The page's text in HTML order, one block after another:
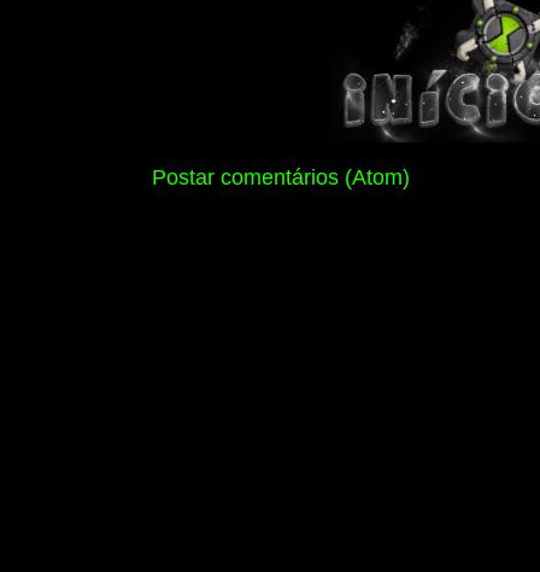
Postar comentários (Atom)